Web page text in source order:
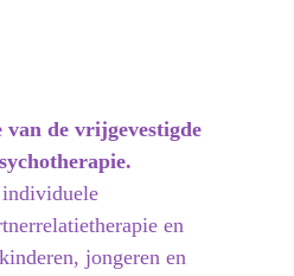
van de vrijgevestigde
en
jongeren en